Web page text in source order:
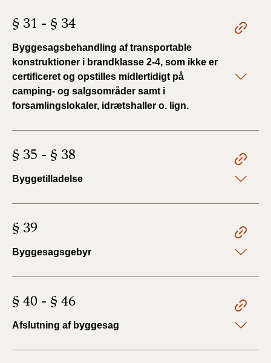
§ 31 - § 34
Byggesagsbehandling af transportable
konstruktioner i brandklasse 2-4, som ikke er
certificeret og opstilles midlertidigt på
camping- og salgsområder samt i
forsamlingslokaler, idrætshaller o. lign.
§ 35 - § 38
Byggetilladelse
§ 39
Byggesagsgebyr
§ 40 - § 46
Afslutning af byggesag